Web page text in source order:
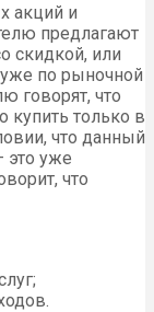
акций и
предлагают
скидкой, или
уже по рыночной
говорят, что
купить только в
что данный
это уже
что